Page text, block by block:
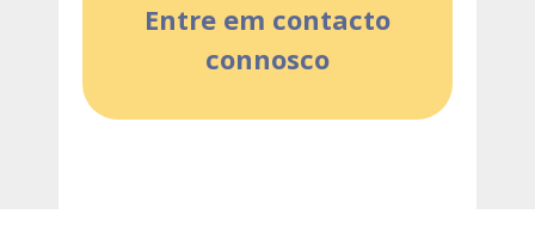
Entre em contacto
connosco